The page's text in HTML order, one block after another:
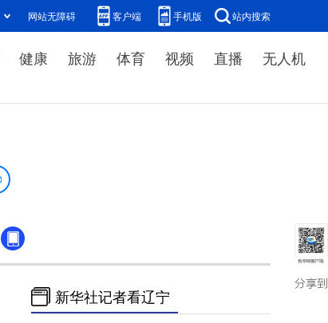
网站无障碍 客户端 手机版 站内搜索
健康 旅游 体育 视频 直播 无人机
新华社记者看辽宁